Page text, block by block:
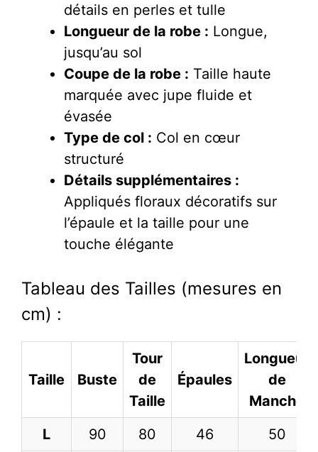
détails en perles et tulle
Longueur de la robe : Longue,
jusqu’au sol
Coupe de la robe : Taille haute
marquée avec jupe fluide et
évasée
Type de col : Col en cœur
structuré
Détails supplémentaires :
Appliqués floraux décoratifs sur
l’épaule et la taille pour une
touche élégante
Tableau des Tailles (mesures en
cm) :
Taille Buste
Tour
de
Taille
Épaules
Longueur
de
Manche
L
90 80 46
50